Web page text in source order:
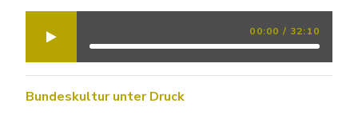
00:00 / 32:10
Bundeskultur unter Druck